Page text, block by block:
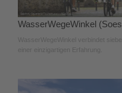
WasserWegeWinkel
WasserWegeWinkel verbindet
einer einzigartigen Erfahrung.